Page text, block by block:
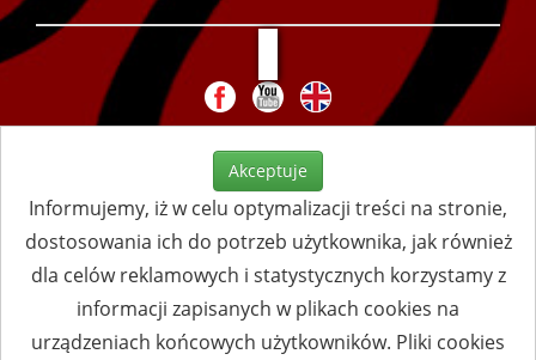
Akceptuje
Informujemy, iż w celu optymalizacji treści na stronie,
dostosowania ich do potrzeb użytkownika, jak również
dla celów reklamowych i statystycznych korzystamy z
informacji zapisanych w plikach cookies na
urządzeniach końcowych użytkowników. Pliki cookies